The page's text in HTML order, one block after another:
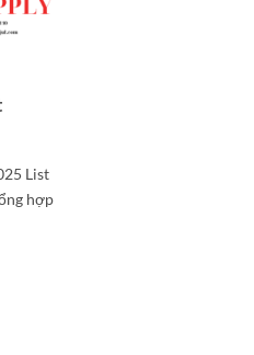
List
hợp